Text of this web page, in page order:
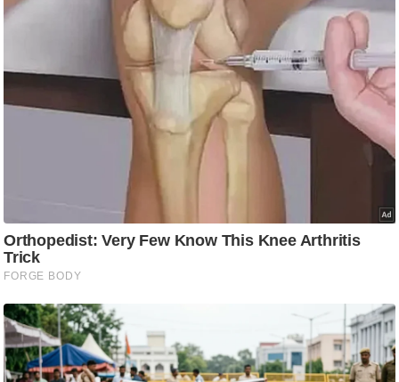
हि
स्थ
ल
व्र
त
त्यो
हा
र